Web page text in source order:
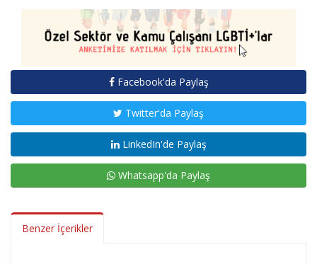
Facebook'da Paylaş
Twitter'da Paylaş
LinkedIn'de Paylaş
Whatsapp'da Paylaş
Benzer İçerikler